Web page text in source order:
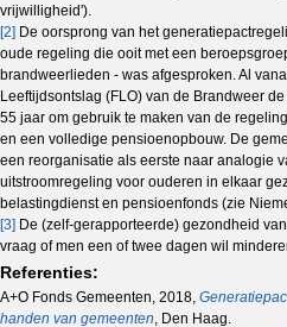
vrijwilligheid').
[2] De oorsprong van het
oude regeling die ooit met een
brandweerlieden - was afgesproken. Al
Leeftijdsontslag (FLO) van de Brandweer
55 jaar om gebruik te maken van de
en een volledige pensioenopbouw. De
een reorganisatie als eerste naar analogie
uitstroomregeling voor ouderen in elkaar
belastingdienst en pensioenfonds (zie
[3] De (zelf-gerapporteerde) gezondheid
vraag of men een of twee dagen wil
Referenties:
A+O Fonds Gemeenten, 2018,
handen van gemeenten, Den Haag.